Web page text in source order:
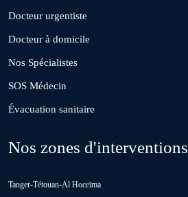
Guisser
Hattane
Khouribga
Loulad
Docteur urgentiste
Docteur à domicile
Nos Spécialistes
SOS Médecin
Évacuation sanitaire
Nos zones d'interventions
Tanger-Tétouan-Al Hoceïma